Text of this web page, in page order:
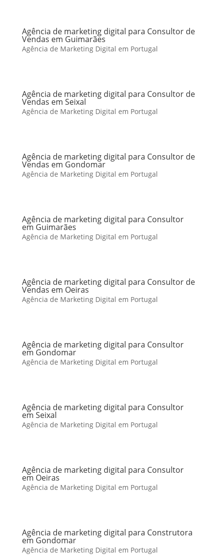
Agência de marketing digital para Consultor de
Vendas em Guimarães
Agência de Marketing Digital em Portugal
Agência de marketing digital para Consultor de
Vendas em Seixal
Agência de Marketing Digital em Portugal
Agência de marketing digital para Consultor de
Vendas em Gondomar
Agência de Marketing Digital em Portugal
Agência de marketing digital para Consultor
em Guimarães
Agência de Marketing Digital em Portugal
Agência de marketing digital para Consultor de
Vendas em Oeiras
Agência de Marketing Digital em Portugal
Agência de marketing digital para Consultor
em Gondomar
Agência de Marketing Digital em Portugal
Agência de marketing digital para Consultor
em Seixal
Agência de Marketing Digital em Portugal
Agência de marketing digital para Consultor
em Oeiras
Agência de Marketing Digital em Portugal
Agência de marketing digital para Construtora
em Gondomar
Agência de Marketing Digital em Portugal